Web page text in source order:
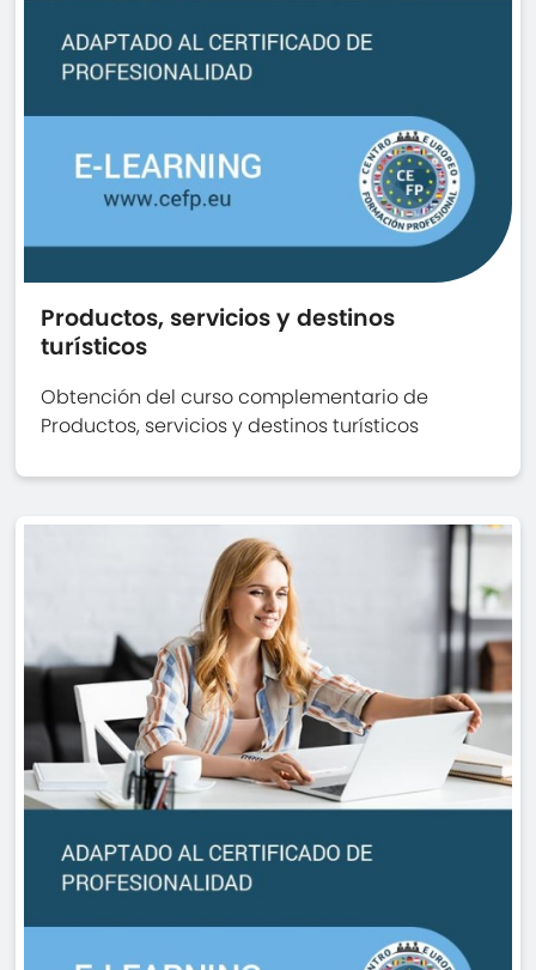
Productos, servicios y destinos
turísticos
Obtención del curso complementario de
Productos, servicios y destinos turísticos